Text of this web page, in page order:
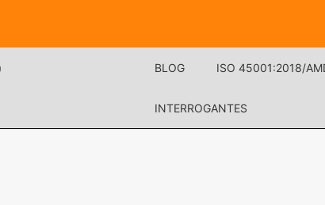
BLOG ISO 45001:2018/
INTERROGANTES